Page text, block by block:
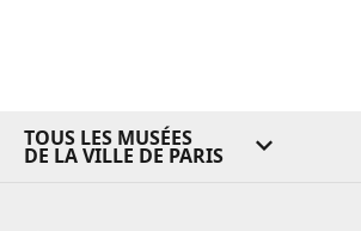
TOUS LES MUSÉES
DE LA VILLE DE PARIS